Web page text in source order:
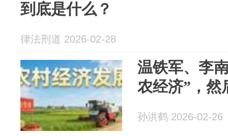
到底是什么？
律法刑道 2026-02-28
温铁军、李
农经济”，然
孙洪鹤 2026-02-26